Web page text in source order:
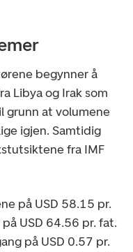
begynner å
Libya og Irak som
grunn at volumene
igjen. Samtidig
fra IMF
på USD 58.15 pr.
USD 64.56 pr. fat.
på USD 0.57 pr.